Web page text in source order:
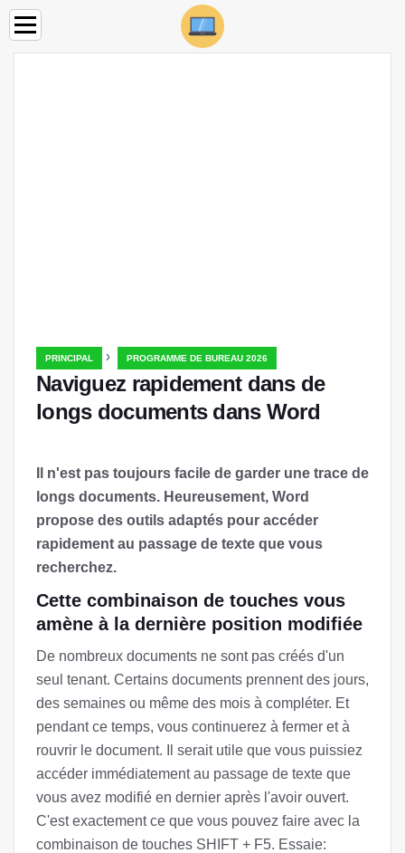
PRINCIPAL › PROGRAMME DE BUREAU 2026
Naviguez rapidement dans de
longs documents dans Word
Il n'est pas toujours facile de garder une trace de
longs documents. Heureusement, Word
propose des outils adaptés pour accéder
rapidement au passage de texte que vous
recherchez.
Cette combinaison de touches vous
amène à la dernière position modifiée
De nombreux documents ne sont pas créés d'un
seul tenant. Certains documents prennent des jours,
des semaines ou même des mois à compléter. Et
pendant ce temps, vous continuerez à fermer et à
rouvrir le document. Il serait utile que vous puissiez
accéder immédiatement au passage de texte que
vous avez modifié en dernier après l'avoir ouvert.
C'est exactement ce que vous pouvez faire avec la
combinaison de touches SHIFT + F5. Essaie: